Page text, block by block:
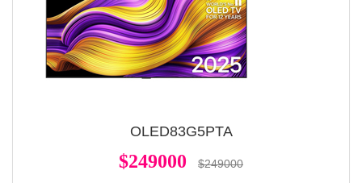
OLED83G5PTA
$249000 $249000